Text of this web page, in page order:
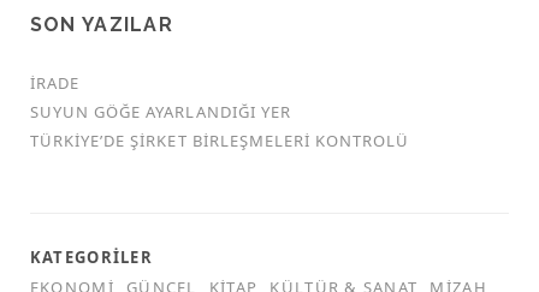
SON YAZILAR
İRADE
SUYUN GÖĞE AYARLANDIĞI YER
TÜRKİYE’DE ŞİRKET BİRLEŞMELERİ KONTROLÜ
KATEGORILER
EKONOMI
GÜNCEL KITAP KÜLTÜR & SANAT
MIZAH